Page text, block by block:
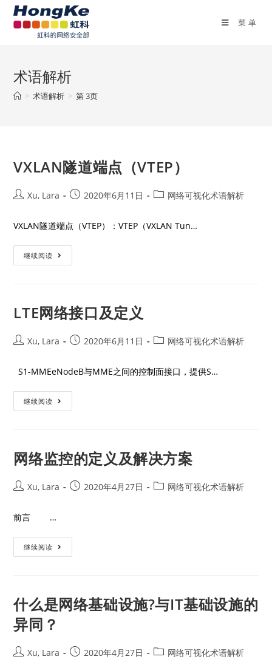
菜单
术语解析
> 术语解析 > 第 3页
VXLAN隧道端点（VTEP）
Xu, Lara 2020年6月11日 网络可视化术语解析
VXLAN隧道端点（VTEP）：VTEP（VXLAN Tun…
继续阅读
LTE网络接口及定义
Xu, Lara 2020年6月11日 网络可视化术语解析
S1-MMEeNodeB与MME之间的控制面接口，提供S…
继续阅读
网络监控的定义及解决方案
Xu, Lara 2020年4月27日 网络可视化术语解析
前言 …
继续阅读
什么是网络基础设施?与IT基础设施的
异同？
Xu, Lara 2020年4月27日 网络可视化术语解析